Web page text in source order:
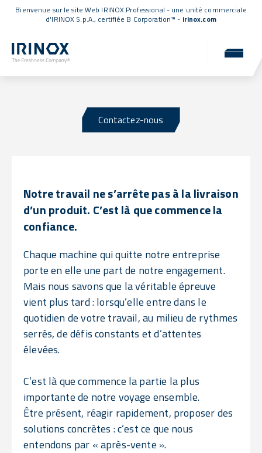
Bienvenue sur le site Web IRINOX Professional - une unité commerciale
d'IRINOX S.p.A., certifiée B Corporation™ - irinox.com
Services après-vente
Contactez-nous
Notre travail ne s’arrête pas à la livraison
d’un produit. C’est là que commence la
confiance.
Chaque machine qui quitte notre entreprise
porte en elle une part de notre engagement.
Mais nous savons que la véritable épreuve
vient plus tard : lorsqu’elle entre dans le
quotidien de votre travail, au milieu de rythmes
serrés, de défis constants et d’attentes
élevées.
C’est là que commence la partie la plus
importante de notre voyage ensemble.
Être présent, réagir rapidement, proposer des
solutions concrètes : c’est ce que nous
entendons par « après-vente ».